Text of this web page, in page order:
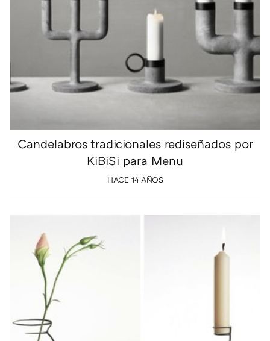
Candelabros tradicionales rediseñados por
KiBiSi para Menu
HACE 14 AÑOS